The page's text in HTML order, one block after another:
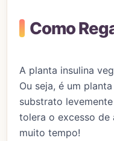
Como
A planta insulina
Ou seja, é um
substrato
tolera o excesso de
muito tempo!